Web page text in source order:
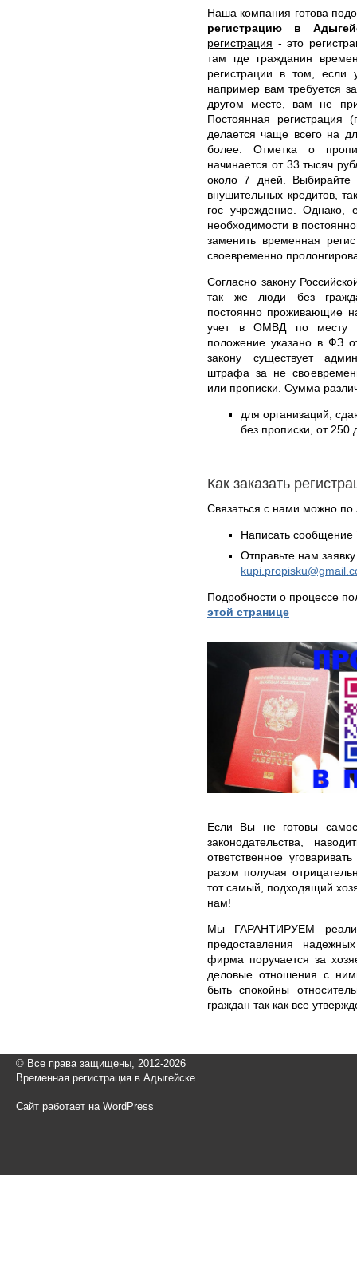
Наша компания готова
регистрацию в
регистрация - это
там где гражданин
регистрации в том,
например вам требуется
другом месте, вам не
Постоянная регистрация
делается чаще всего на
более. Отметка о
начинается от 33 тысяч
около 7 дней. Выбирайте
внушительных кредитов,
гос учреждение. Однако,
необходимости в
заменить временная
своевременно
Согласно закону
так же люди без
постоянно проживающие
учет в ОМВД по месту
положение указано в ФЗ
закону существует
штрафа за не
или прописки. Сумма
для организаций,
без прописки, от 250
Как заказать
Связаться с нами можно по
Написать
Отправьте нам
Подробности о процессе
этой странице
Если Вы не готовы
законодательства,
ответственное
разом получая
тот самый, подходящий
нам!
Мы ГАРАНТИРУЕМ
предоставления
фирма поручается за
деловые отношения с
быть спокойны
граждан так как все
© Все права защищены, 2012-2026
Временная регистрация в Адыгейске.
Сайт работает на WordPress